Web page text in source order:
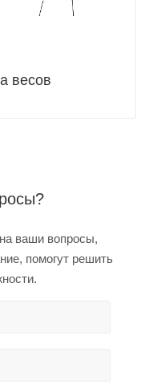
весов
ваши вопросы,
помогут решить